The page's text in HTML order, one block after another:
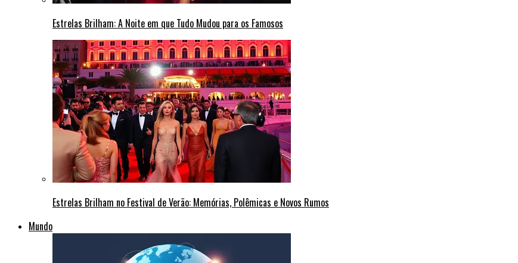
Estrelas Brilham: A Noite em que Tudo Mudou para os Famosos
Estrelas Brilham no Festival de Verão: Memórias, Polêmicas e Novos Rumos
Mundo